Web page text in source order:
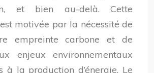
et bien au-delà. Cette
motivée par la nécessité de
empreinte carbone et de
enjeux environnementaux
à la production d’énergie. Le